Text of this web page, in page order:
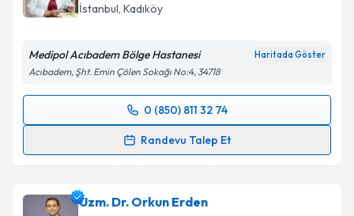
İstanbul, Kadıköy
Medipol Acıbadem Bölge Hastanesi Haritada Göster
Acıbadem, Şht. Emin Çölen Sokağı No:4, 34718
0 (850) 811 32 74
Randevu Talep Et
Randevu Takvimi Talebi
için bir takvim hazırlandığında e-posta ile
Uzm. Dr. Orkun Erden